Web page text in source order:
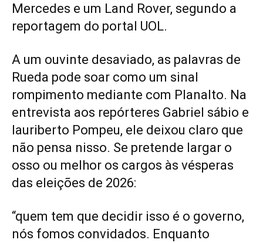
Mercedes e um Land Rover, segundo a
reportagem do portal UOL.
A um ouvinte desaviado, as palavras de
Rueda pode soar como um sinal
rompimento mediante com Planalto. Na
entrevista aos repórteres Gabriel sábio e
lauriberto Pompeu, ele deixou claro que
não pensa nisso. Se pretende largar o
osso ou melhor os cargos às vésperas
das eleições de 2026:
“quem tem que decidir isso é o governo,
nós fomos convidados. Enquanto